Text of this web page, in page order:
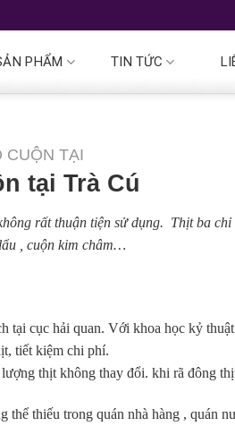
PHẨM TIN TỨC
CUỘN TẠI
tại Trà Cú
rất thuận tiện sử dụng. Thịt ba
, cuộn kim châm…
tại cục hải quan. Với khoa học kỷ
tiết kiệm chi phí.
thịt không thay đổi. khi rã đông
thiếu trong quán nhà hàng , quán